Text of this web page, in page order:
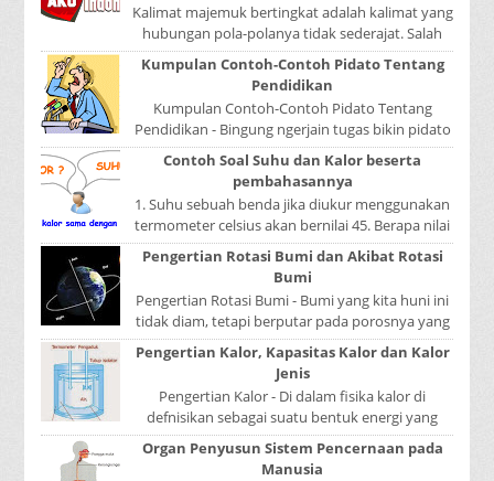
Kalimat majemuk bertingkat adalah kalimat yang
hubungan pola-polanya tidak sederajat. Salah
satu pola menduduki sebagai induk kalimat, se...
Kumpulan Contoh-Contoh Pidato Tentang
Pendidikan
Kumpulan Contoh-Contoh Pidato Tentang
Pendidikan - Bingung ngerjain tugas bikin pidato
sekolah? Atau sedang nyari kumpulan contoh-
contoh ...
Contoh Soal Suhu dan Kalor beserta
pembahasannya
1. Suhu sebuah benda jika diukur menggunakan
termometer celsius akan bernilai 45. Berapa nilai
yang ditunjukkan oleh termometer Reamur, ...
Pengertian Rotasi Bumi dan Akibat Rotasi
Bumi
Pengertian Rotasi Bumi - Bumi yang kita huni ini
tidak diam, tetapi berputar pada porosnya yang
disebut rotasi bumi. Waktu yang diperlukan...
Pengertian Kalor, Kapasitas Kalor dan Kalor
Jenis
Pengertian Kalor - Di dalam fisika kalor di
defnisikan sebagai suatu bentuk energi yang
dapat berpindah atau mengalir dari benda yang
...
Organ Penyusun Sistem Pencernaan pada
Manusia